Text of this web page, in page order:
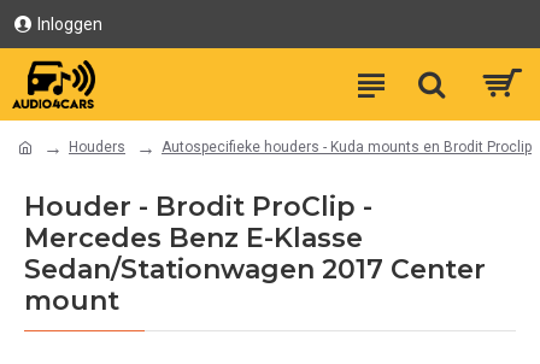
Inloggen
Houders Autospecifieke houders - Kuda mounts en Brodit Proclip
Houder - Brodit ProClip -
Mercedes Benz E-Klasse
Sedan/Stationwagen 2017 Center
mount